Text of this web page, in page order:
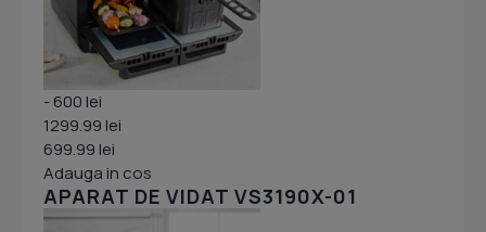
- 600 lei
1299.99 lei
699.99 lei
Adauga in cos
APARAT DE VIDAT VS3190X-01